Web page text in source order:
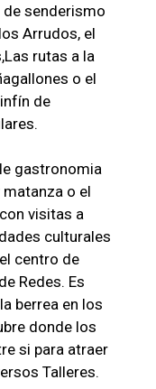
senderismo
Arrudos, el
rutas a la
o el
de
gastronomia
o el
visitas a
culturales
centro de
Redes. Es
berrea en los
donde los
si para atraer
Talleres.